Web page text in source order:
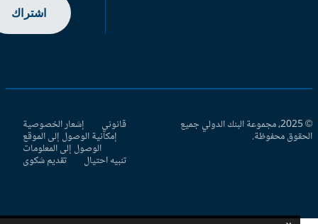
اشتراك
© 2025، مجموعة البنك الدولي جميع
محفوظة.
قانوني إشعار الخصوصية
إمكانية الوصول إلى الموقع
الوصول إلى المعلومات
تنبيه احتيال تقديم شكوى